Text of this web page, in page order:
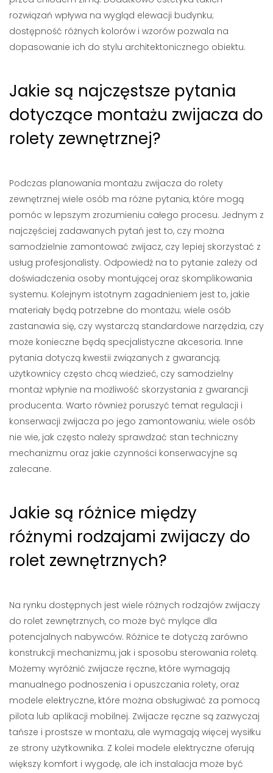
rozwiązań wpływa na wygląd elewacji budynku;
dostępność różnych kolorów i wzorów pozwala na
dopasowanie ich do stylu architektonicznego obiektu.
Jakie są najczęstsze pytania
dotyczące montażu zwijacza do
rolety zewnętrznej?
Podczas planowania montażu zwijacza do rolety
zewnętrznej wiele osób ma różne pytania, które mogą
pomóc w lepszym zrozumieniu całego procesu. Jednym z
najczęściej zadawanych pytań jest to, czy można
samodzielnie zamontować zwijacz, czy lepiej skorzystać z
usług profesjonalisty. Odpowiedź na to pytanie zależy od
doświadczenia osoby montującej oraz skomplikowania
systemu. Kolejnym istotnym zagadnieniem jest to, jakie
materiały będą potrzebne do montażu; wiele osób
zastanawia się, czy wystarczą standardowe narzędzia, czy
może konieczne będą specjalistyczne akcesoria. Inne
pytania dotyczą kwestii związanych z gwarancją;
użytkownicy często chcą wiedzieć, czy samodzielny
montaż wpłynie na możliwość skorzystania z gwarancji
producenta. Warto również poruszyć temat regulacji i
konserwacji zwijacza po jego zamontowaniu; wiele osób
nie wie, jak często należy sprawdzać stan techniczny
mechanizmu oraz jakie czynności konserwacyjne są
zalecane.
Jakie są różnice między
różnymi rodzajami zwijaczy do
rolet zewnętrznych?
Na rynku dostępnych jest wiele różnych rodzajów zwijaczy
do rolet zewnętrznych, co może być mylące dla
potencjalnych nabywców. Różnice te dotyczą zarówno
konstrukcji mechanizmu, jak i sposobu sterowania roletą.
Możemy wyróżnić zwijacze ręczne, które wymagają
manualnego podnoszenia i opuszczania rolety, oraz
modele elektryczne, które można obsługiwać za pomocą
pilota lub aplikacji mobilnej. Zwijacze ręczne są zazwyczaj
tańsze i prostsze w montażu, ale wymagają więcej wysiłku
ze strony użytkownika. Z kolei modele elektryczne oferują
większy komfort i wygodę, ale ich instalacja może być